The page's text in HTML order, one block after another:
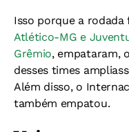
Isso porque a rodada
Atlético-MG e
Grêmio, empataram,
desses times
Além disso, o
também empatou.